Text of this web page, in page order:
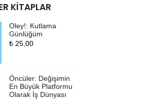
KITAPLAR
Oley!: Kutlama
Günlüğüm
₺25,00
Öncüler: Değişimin
En Büyük Platformu
Olarak İş Dünyası